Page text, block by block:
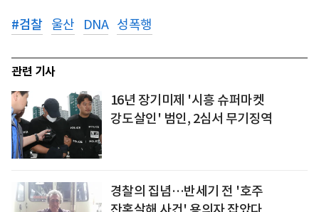
#검찰 울산 DNA 성폭행
관련 기사
16년 장기미제 '시흥 슈퍼마켓
강도살인' 범인, 2심서 무기징역
경찰의 집념…반세기 전 '호주